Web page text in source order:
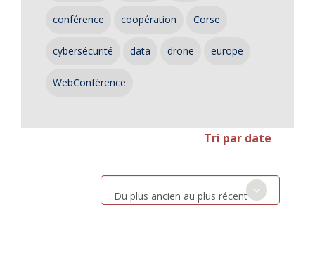
conférence coopération Corse
cybersécurité data drone europe
WebConférence
Tri par date
Du plus ancien au plus récent